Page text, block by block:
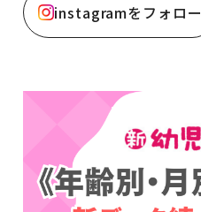
instagramをフォロー